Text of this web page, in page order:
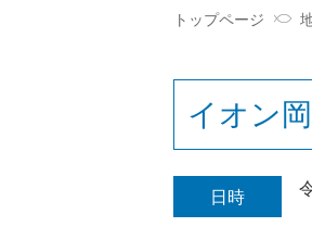
トップページ
イオン
日時